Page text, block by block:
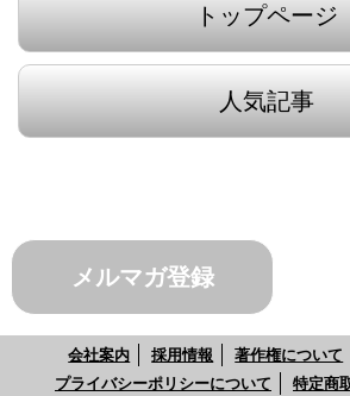
トップページ
人気記事
メルマガ登録
会社案内 採用情報 著作権について
プライバシーポリシーについて
特定商